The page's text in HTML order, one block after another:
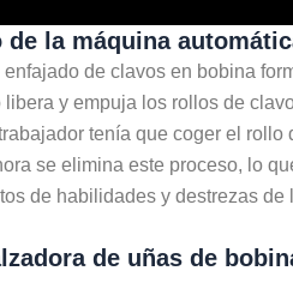
de la máquina
de clavos en bobina
y empuja los rollos de
tenía que coger el
se elimina este proceso, lo
de habilidades y destrezas
de uñas de